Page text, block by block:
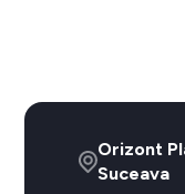
Orizont
Suceava